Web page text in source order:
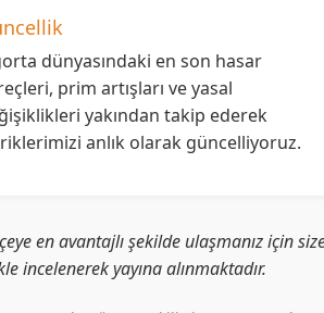
dünyasındaki en son hasar
prim artışları ve yasal
yakından takip ederek
anlık olarak güncelliyoruz.
en avantajlı şekilde ulaşmanız için
incelenerek yayına alınmaktadır.